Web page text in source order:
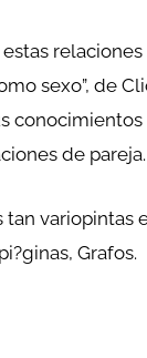
relaciones
sexo”, de
de pareja.
variopintas
Grafos.